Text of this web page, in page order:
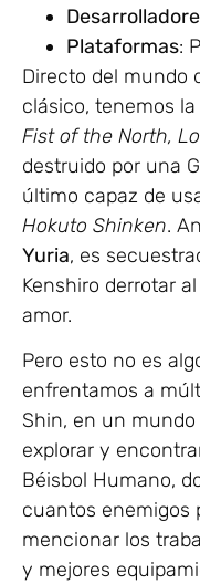
Plataformas:
Directo del mundo
clásico, tenemos
Fist of the North,
destruido por una
último capaz de
Hokuto Shinken.
Yuria, es
Kenshiro derrotar
amor.
Pero esto no es
enfrentamos a
Shin, en un
explorar y
Béisbol Humano,
cuantos enemigos
mencionar los
y mejores